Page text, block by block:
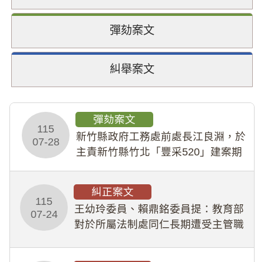
彈劾案文
糾舉案文
115
07-28
彈劾案文
新竹縣政府工務處前處長江良淵，於
主責新竹縣竹北「豐采520」建案期
幣1,483萬餘元，並長期收受建商餽
贈；復罔顧公共安全，圖利默許建商
於停工期間
115
07-24
糾正案文
王幼玲委員、賴鼎銘委員提：教育部
對於所屬法制處同仁長期遭受主管職